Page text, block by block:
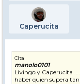
Caperucita
Cita
manolo0101
Livingo y Caperucita
haber quien supera